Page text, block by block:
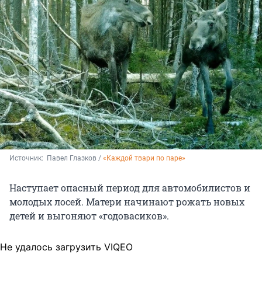
Источник: Павел Глазков / «Каждой твари по паре»
Наступает опасный период для автомобилистов и
молодых лосей. Матери начинают рожать новых
детей и выгоняют «годовасиков».
Не удалось загрузить VIQEO